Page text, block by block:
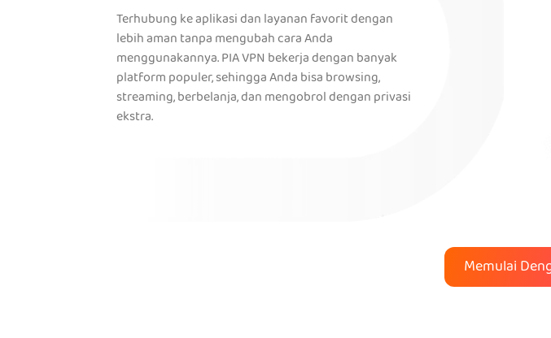
Terhubung ke aplikasi dan layanan favorit dengan
lebih aman tanpa mengubah cara Anda
menggunakannya. PIA VPN bekerja dengan banyak
platform populer, sehingga Anda bisa browsing,
streaming, berbelanja, dan mengobrol dengan privasi
ekstra.
Memulai